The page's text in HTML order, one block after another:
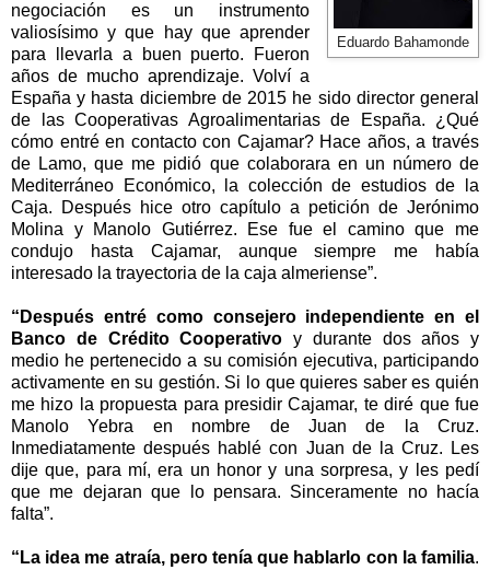
Eduardo Bahamonde
negociación es un instrumento
valiosísimo y que hay que aprender
para llevarla a buen puerto. Fueron
años de mucho aprendizaje. Volví a
España y hasta diciembre de 2015 he sido director general
de las Cooperativas Agroalimentarias de España. ¿Qué
cómo entré en contacto con Cajamar? Hace años, a través
de Lamo, que me pidió que colaborara en un número de
Mediterráneo Económico, la colección de estudios de la
Caja. Después hice otro capítulo a petición de Jerónimo
Molina y Manolo Gutiérrez. Ese fue el camino que me
condujo hasta Cajamar, aunque siempre me había
interesado la trayectoria de la caja almeriense”.
“Después entré como consejero independiente en el
Banco de Crédito Cooperativo y durante dos años y
medio he pertenecido a su comisión ejecutiva, participando
activamente en su gestión. Si lo que quieres saber es quién
me hizo la propuesta para presidir Cajamar, te diré que fue
Manolo Yebra en nombre de Juan de la Cruz.
Inmediatamente después hablé con Juan de la Cruz. Les
dĳe que, para mí, era un honor y una sorpresa, y les pedí
que me dejaran que lo pensara. Sinceramente no hacía
falta”.
“La idea me atraía, pero tenía que hablarlo con la familia.